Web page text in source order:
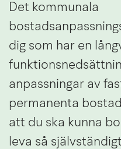
Det kommunala
dig som har en
anpassningar av
permanenta
att du ska kunna
leva så